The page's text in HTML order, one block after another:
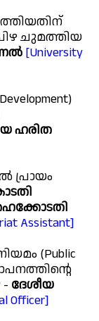
ചുമത്തിയ
[University
ഹരിത
പ്രായം
Assistant]
(Public
ദേശീയ
Officer]